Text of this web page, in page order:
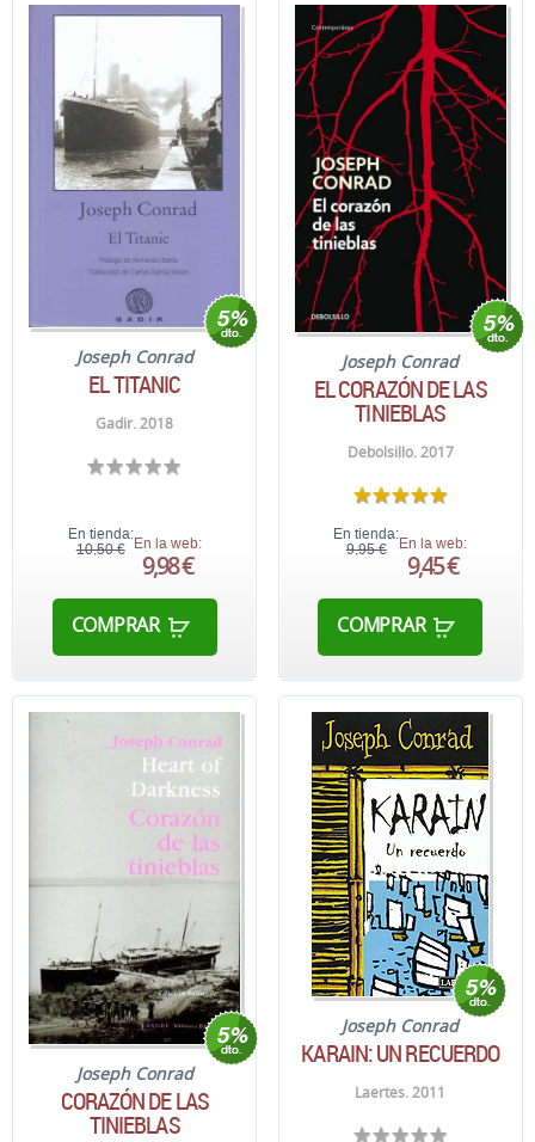
Joseph Conrad
EL TITANIC
Gadir. 2018
En tienda:
10,50 € En la web:
9,98 €
COMPRAR
Joseph Conrad
EL CORAZÓN DE LAS
TINIEBLAS
Debolsillo. 2017
En tienda:
9,95 €
En la web:
9,45 €
COMPRAR
Joseph Conrad
CORAZÓN DE LAS
TINIEBLAS
Joseph Conrad
KARAIN: UN RECUERDO
Laertes. 2011